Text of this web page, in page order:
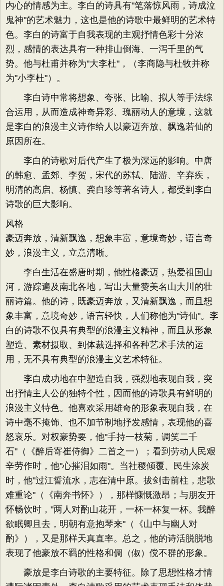
内心的情感为主。李白的诗具有"笔落惊风雨，诗成泣
鬼神"的艺术魅力，这也是他的诗歌中最鲜明的艺术特
色。李白的诗富于自我表现的主观抒情色彩十分浓
烈，感情的表达具有一种排山倒海、一泻千里的气
势。他与杜甫并称为"大李杜"，（李商隐与杜牧并称
为"小李杜"）。
李白诗中常将想象、夸张、比喻、拟人等手法综
合运用，从而造成神奇异彩、瑰丽动人的意境，这就
是李白的浪漫主义诗作给人以豪迈奔放、飘逸若仙的
原因所在。
李白的诗歌对后代产生了极为深远的影响。中唐
的韩愈、孟郊、李贺，宋代的苏轼、陆游、辛弃疾，
明清的高启、杨慎、龚自珍等著名诗人，都受到李白
诗歌的巨大影响。
风格
豪迈奔放，清新飘逸，想象丰富，意境奇妙，语言奇
妙，浪漫主义，立意清晰。
李白生活在盛唐时期，他性格豪迈，热爱祖国山
河，游踪遍及南北各地，写出大量赞美名山大川的壮
丽诗篇。他的诗，既豪迈奔放，又清新飘逸，而且想
象丰富，意境奇妙，语言轻快，人们称他为"诗仙"。李
白的诗歌不仅具有典型的浪漫主义精神，而且从形象
塑造、素材摄取、到体裁选择和各种艺术手法的运
用，无不具有典型的浪漫主义艺术特征。
李白成功地在中塑造自我，强烈地表现自我，突
出抒情主人公的独特个性，因而他的诗歌具有鲜明的
浪漫主义特色。他喜欢采用雄奇的形象表现自我，在
诗中毫不掩饰、也不加节制地抒发感情，表现他的喜
怒哀乐。对权豪势要，他"手持一枝菊，调笑二千
石"（《醉后寄崔侍御》二首之一）；看到劳动人民艰
辛劳作时，他"心摧泪如雨"。当社稷倾覆、民生涂炭
时，他"过江誓流水，志在清中原。拔剑击前柱，悲歌
难重论"（《南奔书怀》），那样慷慨激昂；与朋友开
怀畅饮时，"两人对酌山花开，一杯一杯复一杯。我醉
欲眠卿且去，明朝有意抱琴来"（《山中与幽人对
酌》），又是那样天真直率。总之，他的诗活脱脱地
表现了他豪放不羁的性格和倜（俶）傥不群的形象。
豪放是李白诗歌的主要特征。除了思想性格才情